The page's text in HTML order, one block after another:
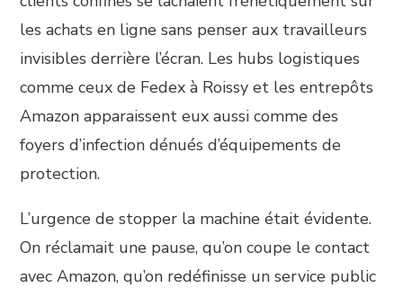
les achats en ligne sans penser aux travailleurs
invisibles derrière l’écran. Les hubs logistiques
comme ceux de Fedex à Roissy et les entrepôts
Amazon apparaissent eux aussi comme des
foyers d’infection dénués d’équipements de
protection.
L’urgence de stopper la machine était évidente.
On réclamait une pause, qu’on coupe le contact
avec Amazon, qu’on redéfinisse un service public